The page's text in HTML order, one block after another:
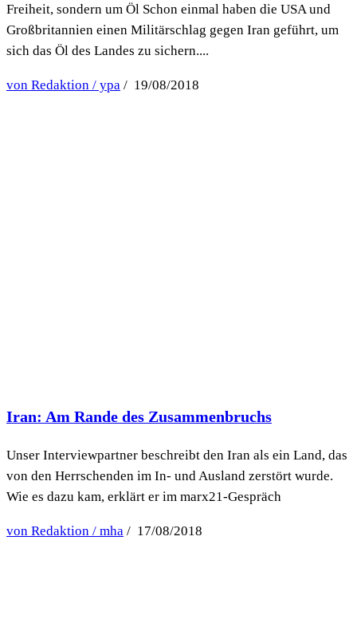
Freiheit, sondern um Öl Schon einmal haben die USA und
Großbritannien einen Militärschlag gegen Iran geführt, um
sich das Öl des Landes zu sichern....
von Redaktion / ypa / 19/08/2018
Iran: Am Rande des Zusammenbruchs
Unser Interviewpartner beschreibt den Iran als ein Land, das
von den Herrschenden im In- und Ausland zerstört wurde.
Wie es dazu kam, erklärt er im marx21-Gespräch
von Redaktion / mha / 17/08/2018